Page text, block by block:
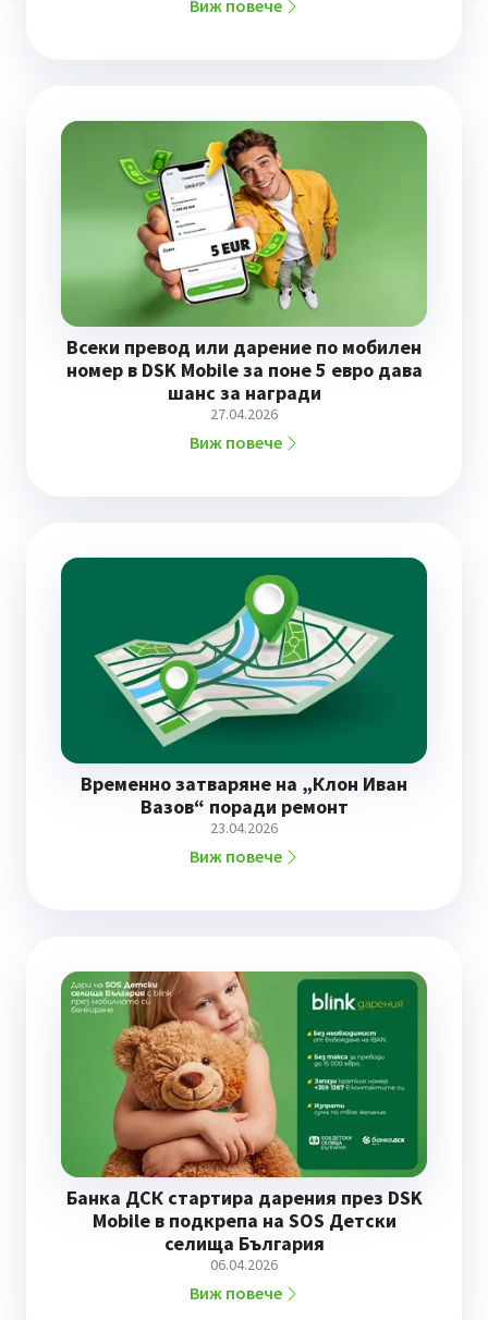
Виж повече
Всеки превод или дарение по мобилен
номер в DSK Mobile за поне 5 евро дава
шанс за награди
27.04.2026
Виж повече
Временно затваряне на „Клон Иван
Вазов“ поради ремонт
23.04.2026
Виж повече
Банка ДСК стартира дарения през DSK
Mobile в подкрепа на SOS Детски
селища България
06.04.2026
Виж повече